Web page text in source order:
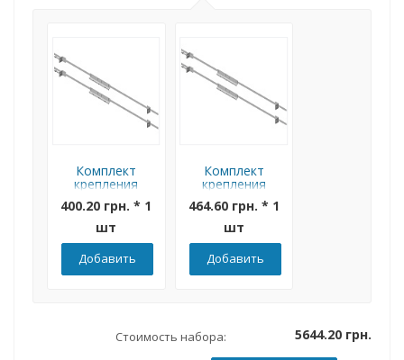
Комплект
крепления
боксов на
опору Билмакс
(типоразмер от
БМ-44 до
БМ-65)
400.20 грн. * 1
шт
Добавить
Комплект
крепления
боксов на
опору Билмакс
(типоразмер от
БМ-70 до
БМ-126)
464.60 грн. * 1
шт
Добавить
Стоимость набора: 5644.20 грн.